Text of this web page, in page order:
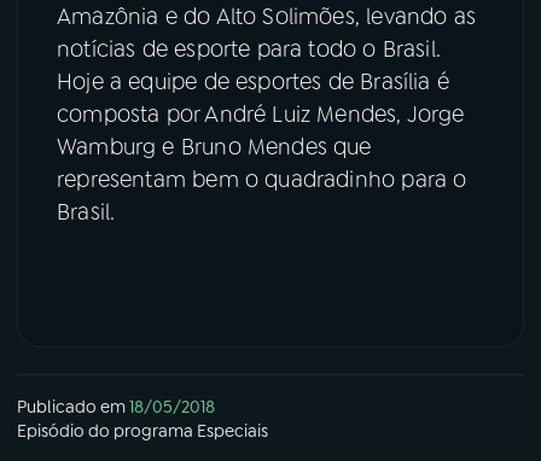
Amazônia e do Alto Solimões, levando as
notícias de esporte para todo o Brasil.
Hoje a equipe de esportes de Brasília é
composta por André Luiz Mendes, Jorge
Wamburg e Bruno Mendes que
representam bem o quadradinho para o
Brasil.
Publicado em18/05/2018
Episódio do programa Especiais